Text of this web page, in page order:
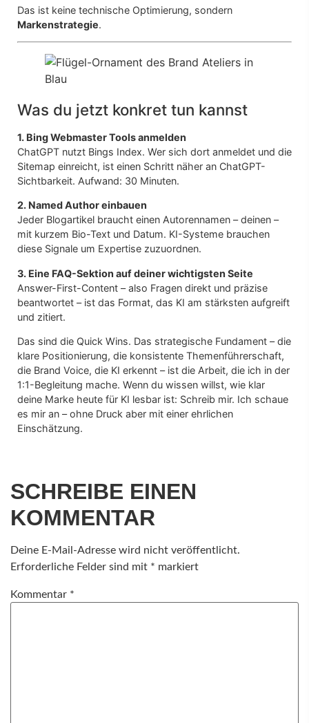
Das ist keine technische Optimierung, sondern
Markenstrategie.
Was du jetzt konkret tun kannst
1. Bing Webmaster Tools anmelden
ChatGPT nutzt Bings Index. Wer sich dort anmeldet und die
Sitemap einreicht, ist einen Schritt näher an ChatGPT-
Sichtbarkeit. Aufwand: 30 Minuten.
2. Named Author einbauen
Jeder Blogartikel braucht einen Autorennamen – deinen –
mit kurzem Bio-Text und Datum. KI-Systeme brauchen
diese Signale um Expertise zuzuordnen.
3. Eine FAQ-Sektion auf deiner wichtigsten Seite
Answer-First-Content – also Fragen direkt und präzise
beantwortet – ist das Format, das KI am stärksten aufgreift
und zitiert.
Das sind die Quick Wins. Das strategische Fundament – die
klare Positionierung, die konsistente Themenführerschaft,
die Brand Voice, die KI erkennt – ist die Arbeit, die ich in der
1:1-Begleitung mache. Wenn du wissen willst, wie klar
deine Marke heute für KI lesbar ist: Schreib mir. Ich schaue
es mir an – ohne Druck aber mit einer ehrlichen
Einschätzung.
SCHREIBE EINEN
KOMMENTAR
Deine E-Mail-Adresse wird nicht veröffentlicht.
Erforderliche Felder sind mit * markiert
Kommentar *